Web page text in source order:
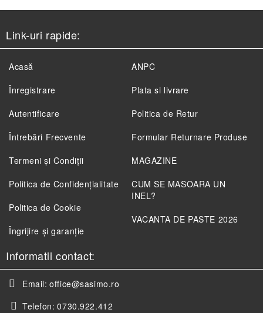
Link-uri rapide:
Acasă
Înregistrare
Autentificare
Întrebări Frecvente
ANPC
Plata si livrare
Politica de Retur
Formular Returnare Produse
Termeni și Condiții
Politica de Confidenţialitate
Politica de Cookie
Îngrijire și garanție
MAGAZINE
CUM SE MASOARA UN
INEL?
VACANTA DE PASTE 2026
Informatii contact:
Email: office@sasimo.ro
Telefon: 0730.922.412